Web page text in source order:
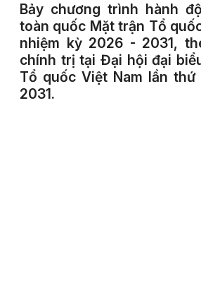
Bảy chương trình hành
toàn quốc Mặt trận Tổ
nhiệm kỳ 2026 - 2031,
chính trị tại Đại hội đại
Tổ quốc Việt Nam lần
2031.